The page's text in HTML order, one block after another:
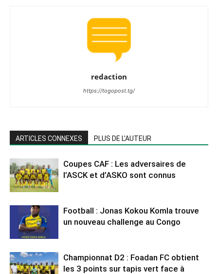
redaction
https://togopost.tg/
ARTICLES CONNEXES PLUS DE L'AUTEUR
Coupes CAF : Les adversaires de
l’ASCK et d’ASKO sont connus
Football : Jonas Kokou Komla trouve
un nouveau challenge au Congo
Championnat D2 : Foadan FC obtient
les 3 points sur tapis vert face à